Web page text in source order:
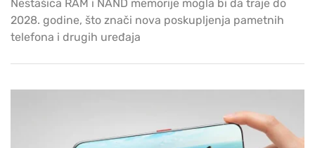
Nestašica RAM i NAND memorije mogla bi da traje do
2028. godine, što znači nova poskupljenja pametnih
telefona i drugih uređaja